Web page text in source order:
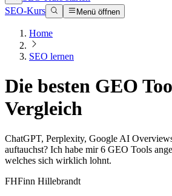
SEO-Kurs
Menü öffnen
Home
SEO lernen
Die besten GEO
Vergleich
ChatGPT, Perplexity, Google AI
auftauchst? Ich habe mir 6 GEO Tools
welches sich wirklich lohnt.
FHFinn Hillebrandt